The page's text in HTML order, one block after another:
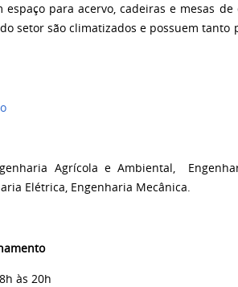
para acervo, cadeiras e mesas de
setor são climatizados e possuem tanto
Agrícola e Ambiental,
Elétrica, Engenharia Mecânica.
às 20h